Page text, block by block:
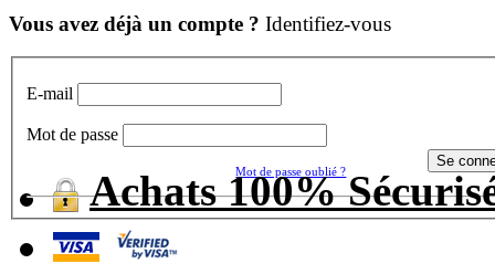
Vous avez déjà un compte ? Identifiez-vous
E-mail
Mot de passe
Mot de passe oublié ?
Achats 100%